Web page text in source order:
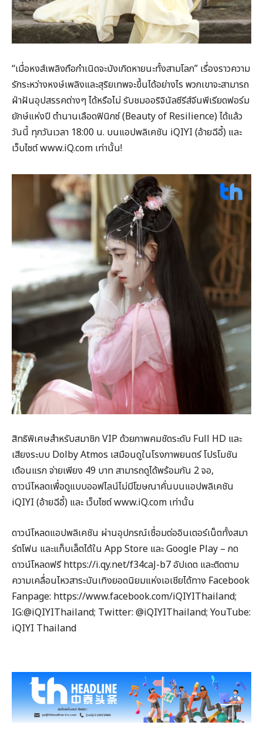
“เมื่อหงส์เพลิงถือกำเนิดจะบังเกิดหายนะทั้งสามโลก” เรื่องราวความ
รักระหว่างหงษ์เพลิงและสุริยเทพจะขึ้นได้อย่างไร พวกเขาจะสามารถ
ฝ่าฝันอุปสรรคต่างๆ ได้หรือไม่ รับชมออริจินัลซีรีส์จีนพีเรียดฟอร์ม
ยักษ์แห่งปี ตำนานเลือดฟินิกซ์ (Beauty of Resilience) ได้แล้ว
วันนี้ ทุกวันเวลา 18:00 น. บนแอปพลิเคชัน iQIYI (อ้ายฉีอี้) และ
เว็บไซต์ www.iQ.com เท่านั้น!
สิทธิพิเศษสำหรับสมาชิก VIP ด้วยภาพคมชัดระดับ Full HD และ
เสียงระบบ Dolby Atmos เสมือนดูในโรงภาพยนตร์ โปรโมชัน
เดือนแรก จ่ายเพียง 49 บาท สามารถดูได้พร้อมกัน 2 จอ,
ดาวน์โหลดเพื่อดูแบบออฟไลน์ไม่มีโฆษณาคั่นบนแอปพลิเคชัน
iQIYI (อ้ายฉีอี้) และ เว็บไซต์ www.iQ.com เท่านั้น
ดาวน์โหลดแอปพลิเคชัน ผ่านอุปกรณ์เชื่อมต่ออินเตอร์เน็ตทั้งสมา
ร์ตโฟน และแท็บเล็ตได้ใน App Store และ Google Play – กด
ดาวน์โหลดฟรี https://i.qy.net/f34caJ-b7 อัปเดต และติดตาม
ความเคลื่อนไหวสาระบันเทิงยอดนิยมแห่งเอเชียได้ทาง Facebook
Fanpage: https://www.facebook.com/iQIYIThailand;
IG:@iQIYIThailand; Twitter: @iQIYIThailand; YouTube:
iQIYI Thailand